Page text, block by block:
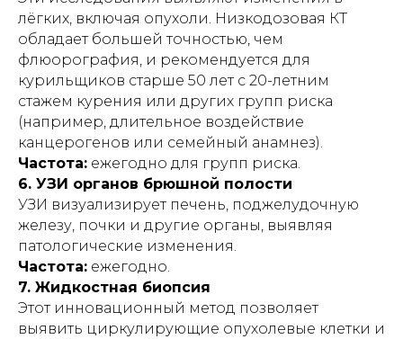
лёгких, включая опухоли. Низкодозовая КТ
обладает большей точностью, чем
флюорография, и рекомендуется для
курильщиков старше 50 лет с 20-летним
стажем курения или других групп риска
(например, длительное воздействие
канцерогенов или семейный анамнез).
Частота: ежегодно для групп риска.
6. УЗИ органов брюшной полости
УЗИ визуализирует печень, поджелудочную
железу, почки и другие органы, выявляя
патологические изменения.
Частота: ежегодно.
7. Жидкостная биопсия
Этот инновационный метод позволяет
выявить циркулирующие опухолевые клетки и
7 положений
регулируются пультом -
без усилий